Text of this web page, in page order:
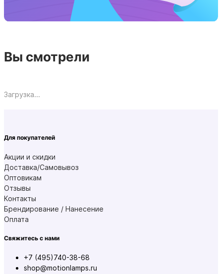
Вы смотрели
Загрузка...
Для покупателей
Акции и скидки
Доставка/Самовывоз
Оптовикам
Отзывы
Контакты
Брендирование / Нанесение
Оплата
Свяжитесь с нами
+7 (495)740-38-68
shop@motionlamps.ru